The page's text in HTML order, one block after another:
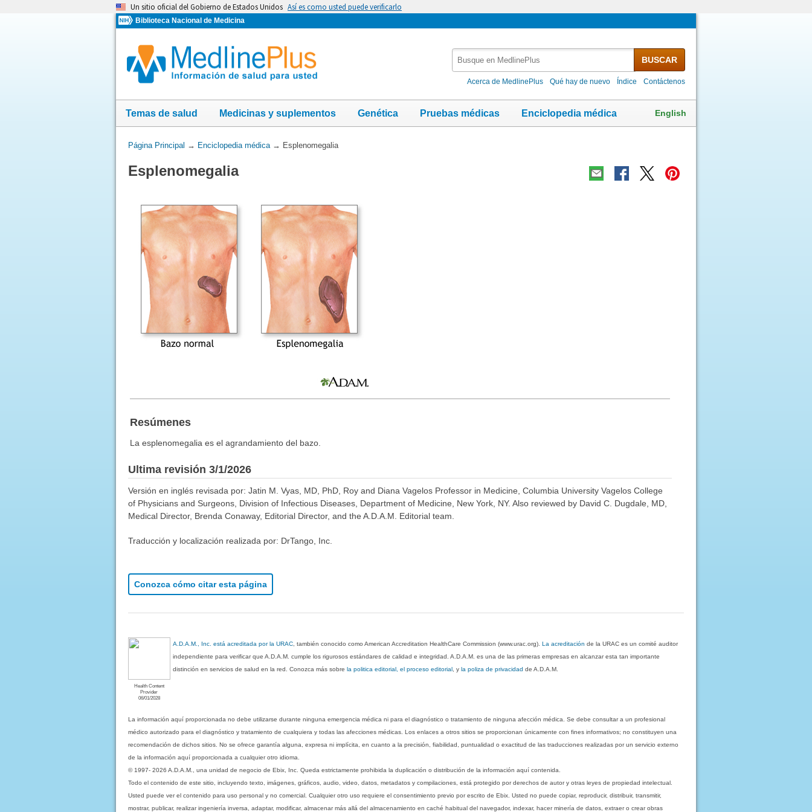
Un sitio oficial del Gobierno de Estados Unidos Así es como usted puede verificarlo
Biblioteca Nacional de Medicina
MedlinePlus
BUSCAR
Acerca de MedlinePlus Qué hay de nuevo Índice Contáctenos
Temas de salud Medicinas y suplementos Genética Pruebas médicas Enciclopedia médica English
Usted
aquí:
Página Principal → Enciclopedia médica→ Esplenomegalia
Esplenomegalia
Resúmenes
La esplenomegalia es el agrandamiento del bazo.
Ultima revisión 3/1/2026
Versión en inglés revisada por: Jatin M. Vyas, MD, PhD, Roy and Diana Vagelos Professor in Medicine, Columbia University Vagelos College
of Physicians and Surgeons, Division of Infectious Diseases, Department of Medicine, New York, NY. Also reviewed by David C. Dugdale, MD,
Medical Director, Brenda Conaway, Editorial Director, and the A.D.A.M. Editorial team.
Traducción y localización realizada por: DrTango, Inc.
Conozca cómo citar esta página
Health Content
Provider
06/01/2028
A.D.A.M., Inc. está acreditada por la URAC , también conocido como American Accreditation HealthCare Commission (www.urac.org).La acreditación de la URAC es un comité auditor
independiente para verificar que A.D.A.M. cumple los rigurosos estándares de calidad e integridad. A.D.A.M. es una de las primeras empresas en alcanzar esta tan importante
distinción en servicios de salud en la red. Conozca más sobrela politica editorial, el proceso editorial , yla poliza de privacidad de A.D.A.M.
La información aquí proporcionada no debe utilizarse durante ninguna emergencia médica ni para el diagnóstico o tratamiento de ninguna afección médica. Se debe consultar a un profesional
médico autorizado para el diagnóstico y tratamiento de cualquiera y todas las afecciones médicas. Los enlaces a otros sitios se proporcionan únicamente con fines informativos; no constituyen una
recomendación de dichos sitios. No se ofrece garantía alguna, expresa ni implícita, en cuanto a la precisión, fiabilidad, puntualidad o exactitud de las traducciones realizadas por un servicio externo
de la información aquí proporcionada a cualquier otro idioma.
© 1997- 2026 A.D.A.M., una unidad de negocio de Ebix, Inc. Queda estrictamente prohibida la duplicación o distribución de la información aquí contenida.
Todo el contenido de este sitio, incluyendo texto, imágenes, gráficos, audio, video, datos, metadatos y compilaciones, está protegido por derechos de autor y otras leyes de propiedad intelectual.
Usted puede ver el contenido para uso personal y no comercial. Cualquier otro uso requiere el consentimiento previo por escrito de Ebix. Usted no puede copiar, reproducir, distribuir, transmitir,
mostrar, publicar, realizar ingeniería inversa, adaptar, modificar, almacenar más allá del almacenamiento en caché habitual del navegador, indexar, hacer minería de datos, extraer o crear obras